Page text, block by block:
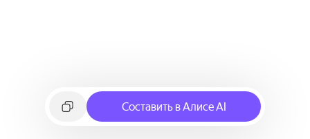
Составить в Алисе AI